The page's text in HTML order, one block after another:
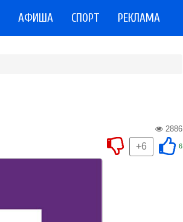
АФИША СПОРТ РЕКЛАМА
2886
6
+6